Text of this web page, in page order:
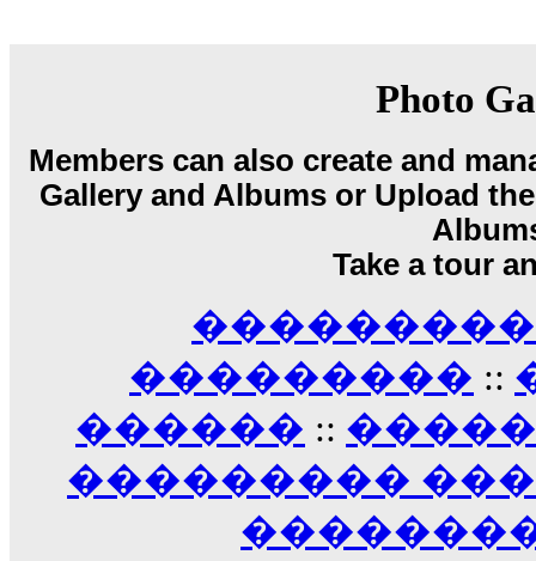
Echo, ���� �� ������� ��
������ �� �����.. "������" ���
15:33
��������� ����, ���������
����� ��������� ��
������! ��� ������ �� �����...
������� ���� ���� ������;
Photo
Members can also create and
Gallery and Albums or Upload
Take a tour
���������
��������� ::
������ ::
���������